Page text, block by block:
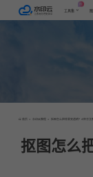
工具集
AI
首页 > 水印云教程 > 抠图怎么把背景变透明？4种方法
抠图怎么